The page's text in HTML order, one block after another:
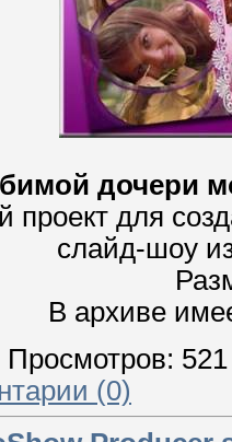
дочери
для
слайд-шоу
В архиве
Просмотров: 521
(0)